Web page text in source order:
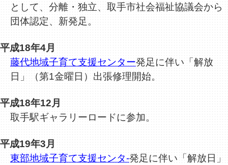
として、分離・独立、取手市社会福祉協議会から
団体認定、新発足。
平成18年4月
藤代地域子育て支援センター発足に伴い「解放
日」（第1金曜日）出張修理開始。
平成18年12月
取手駅ギャラリーロードに参加。
平成19年3月
東部地域子育て支援センタ-発足に伴い「解放日」